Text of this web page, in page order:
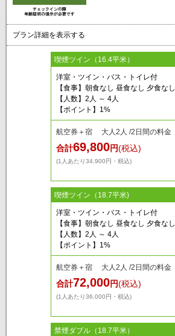
プラン詳細を表示する
喫煙ツイン（16.4平米）
洋室・ツイン・バス・トイレ付
【食事】朝食なし 昼食なし 夕食なし
【人数】2人 ～ 4人
【ポイント】1%
航空券＋宿 大人2人 /2日間の料金
合計69,800円(税込)
(1人あたり34,900円・税込)
喫煙ツイン（18.7平米)
洋室・ツイン・バス・トイレ付
【食事】朝食なし 昼食なし 夕食なし
【人数】2人 ～ 4人
【ポイント】1%
航空券＋宿 大人2人 /2日間の料金
合計72,000円(税込)
(1人あたり36,000円・税込)
禁煙ダブル（18.7平米）